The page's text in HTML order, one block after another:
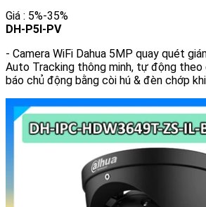
Giá : 5%-35%
DH-P5I-PV
- Camera WiFi Dahua 5MP quay quét
Auto Tracking thông minh, tự động theo
báo chủ động bằng còi hú & đèn chớp